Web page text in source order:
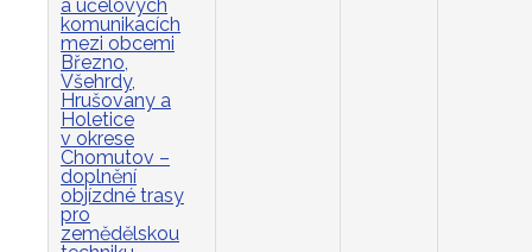
a účelových
komunikacích
mezi obcemi
Březno,
Všehrdy,
Hrušovany a
Holetice
v okrese
Chomutov –
doplnění
objízdné trasy
pro
zemědělskou